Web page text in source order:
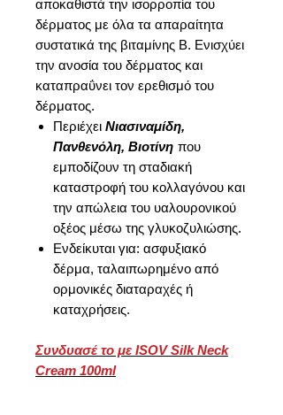
αποκαθιστά την ισορροπία του
δέρματος με όλα τα απαραίτητα
συστατικά της βιταμίνης Β. Ενισχύει
την ανοσία του δέρματος και
καταπραΰνει τον ερεθισμό του
δέρματος.
Περιέχει Νιασιναμίδη,
Πανθενόλη, Βιοτίνη που
εμποδίζουν τη σταδιακή
καταστροφή του κολλαγόνου και
την απώλεια του υαλουρονικού
οξέος μέσω της γλυκοζυλιώσης.
Ενδείκυται για: ασφυξιακό
δέρμα, ταλαιπωρημένο από
ορμονικές διαταραχές ή
καταχρήσεις.
Συνδυασέ το με ISOV Silk Neck
Cream 100ml